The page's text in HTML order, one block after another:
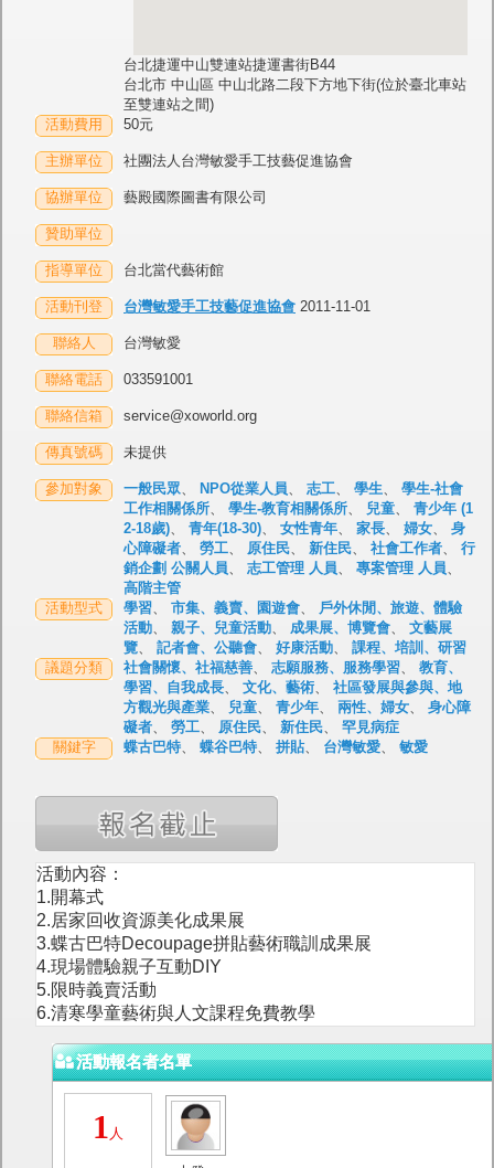
台北捷運中山雙連站捷運書街B44
台北市 中山區 中山北路二段下方地下街(位於臺北車站
至雙連站之間)
活動費用
50元
主辦單位 社團法人台灣敏愛手工技藝促進協會
協辦單位 藝殿國際圖書有限公司
贊助單位
指導單位 台北當代藝術館
活動刊登 台灣敏愛手工技藝促進協會 2011-11-01
聯絡人 台灣敏愛
聯絡電話 033591001
聯絡信箱 service@xoworld.org
傳真號碼 未提供
參加對象 一般民眾、 NPO從業人員、 志工、 學生、 學生-社會
工作相關係所、 學生-教育相關係所、 兒童、 青少年 (1
2-18歲)、 青年(18-30)、 女性青年、 家長、 婦女、 身
心障礙者、 勞工、 原住民、 新住民、 社會工作者、 行
銷企劃 公關人員、 志工管理 人員、 專案管理 人員、
高階主管
活動型式
學習、 市集、義賣、園遊會、 戶外休閒、旅遊、體驗
活動、 親子、兒童活動、 成果展、博覽會、 文藝展
覽、 記者會、公聽會、 好康活動、 課程、培訓、研習
議題分類
社會關懷、社福慈善、 志願服務、服務學習、 教育、
學習、自我成長、 文化、藝術、 社區發展與參與、地
方觀光與產業、 兒童、 青少年、 兩性、婦女、 身心障
礙者、 勞工、 原住民、 新住民、 罕見病症
關鍵字
蝶古巴特、 蝶谷巴特、 拼貼、 台灣敏愛、 敏愛
活動內容：
1.開幕式
2.居家回收資源美化成果展
3.蝶古巴特Decoupage拼貼藝術職訓成果展
4.現場體驗親子互動DIY
5.限時義賣活動
6.清寒學童藝術與人文課程免費教學
活動報名者名單
1 人